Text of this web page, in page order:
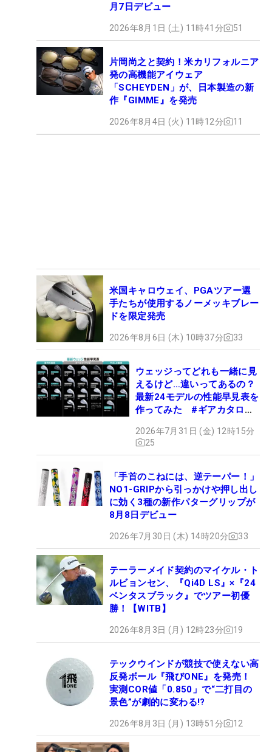
月7日デビュー
2026年8月1日 (土) 11時41分 51
片岡尚之と契約！米カリフォルニア
発の高機能アイウェア
「SCHEYDEN」が、日本製造の新
作『GIMME』を発売
2026年8月4日 (火) 11時12分 11
米国キャロウェイ、PGAツアー選
手たちが使用するノーメッキブレー
ドを限定発売
2026年8月6日 (木) 10時37分 33
ウェッジってどれも一緒に見
えるけど…違いってあるの？
最新24モデルの性能早見表を
作ってみた #ギアカタログ
2026年7月31日 (金) 12時15分
25
「手首のこねには、逆テーパー！」
NO1-GRIPから引っかけや押し出し
に効く3種の新作パターグリップが
8月8日デビュー
2026年7月30日 (木) 14時20分 33
テーラーメイド契約のマイケル・ト
ルビョンセン、『Qi4D LS』×『24
ベンタスブラック』でツアー初優
勝！【WITB】
2026年8月3日 (月) 12時23分 19
テックウインドが競技で使えない高
反発ボール『飛びONE』を発売！
実測COR値「0.850」で“二打目の
景色”が劇的に変わる!?
2026年8月3日 (月) 13時51分 12